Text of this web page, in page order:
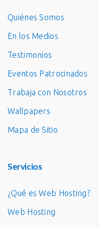
Quiénes Somos
En los Medios
Testimonios
Eventos Patrocinados
Trabaja con Nosotros
Wallpapers
Mapa de Sitio
Servicios
¿Qué es Web Hosting?
Web Hosting